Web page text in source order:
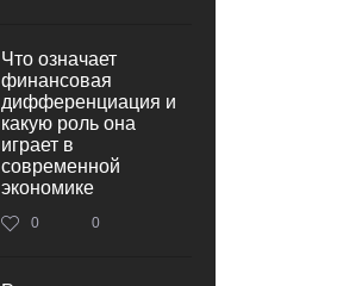
Что означает
финансовая
дифференциация и
какую роль она
играет в
современной
экономике
0 0